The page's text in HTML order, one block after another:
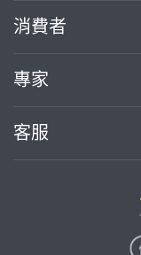
消費者
專家
客服